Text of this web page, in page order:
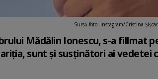
Sursă foto: Instagram/Cristina
Mădălin Ionescu, s-a fillmat
sunt și susținători ai vedetei